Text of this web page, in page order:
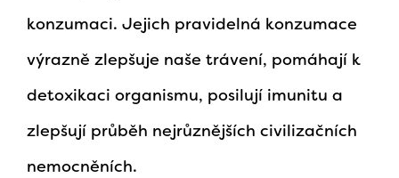
konzumaci. Jejich pravidelná konzumace
výrazně zlepšuje naše trávení, pomáhají k
detoxikaci organismu, posilují imunitu a
zlepšují průběh nejrůznějších civilizačních
nemocněních.